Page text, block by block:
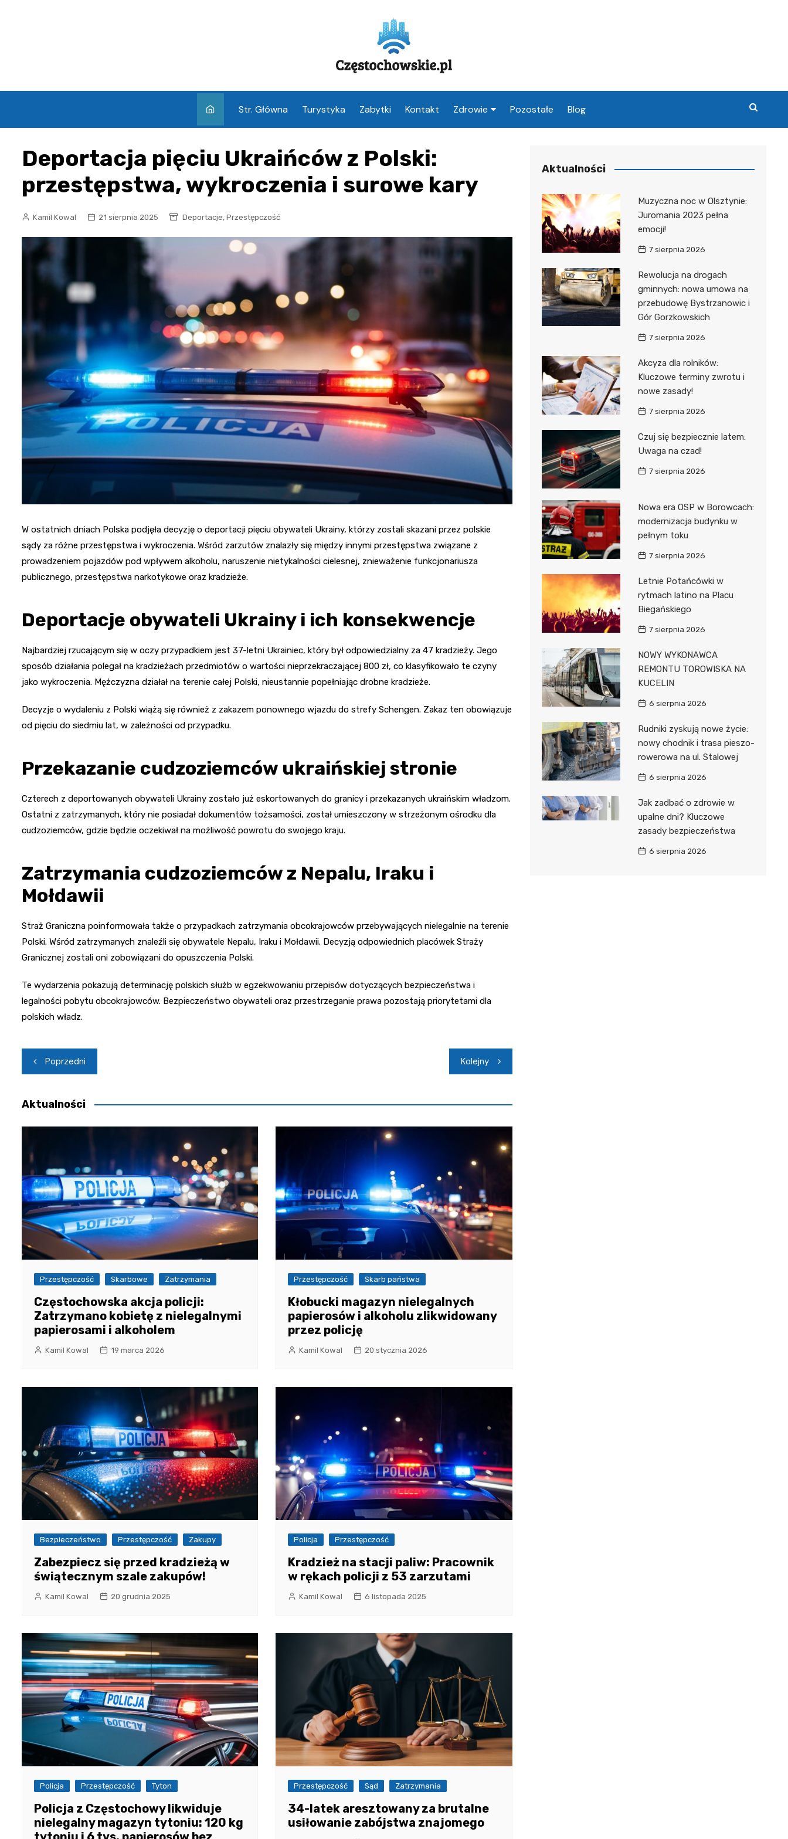
Str. Główna Turystyka Zabytki Kontakt Zdrowie
Lekarz Częstochowa
Częstochowa
Pozostałe Blog
Deportacja pięciu Ukraińców z Polski:
przestępstwa, wykroczenia i surowe kary
Kamil Kowal 21 sierpnia 2025 Deportacje, Przestępczość
W ostatnich dniach Polska podjęła decyzję o deportacji pięciu obywateli Ukrainy, którzy zostali skazani przez polskie
sądy za różne przestępstwa i wykroczenia. Wśród zarzutów znalazły się między innymi przestępstwa związane z
prowadzeniem pojazdów pod wpływem alkoholu, naruszenie nietykalności cielesnej, znieważenie funkcjonariusza
publicznego, przestępstwa narkotykowe oraz kradzieże.
Deportacje obywateli Ukrainy i ich konsekwencje
Najbardziej rzucającym się w oczy przypadkiem jest 37-letni Ukrainiec, który był odpowiedzialny za 47 kradzieży. Jego
sposób działania polegał na kradzieżach przedmiotów o wartości nieprzekraczającej 800 zł, co klasyfikowało te czyny
jako wykroczenia. Mężczyzna działał na terenie całej Polski, nieustannie popełniając drobne kradzieże.
Decyzje o wydaleniu z Polski wiążą się również z zakazem ponownego wjazdu do strefy Schengen. Zakaz ten obowiązuje
od pięciu do siedmiu lat, w zależności od przypadku.
Przekazanie cudzoziemców ukraińskiej stronie
Czterech z deportowanych obywateli Ukrainy zostało już eskortowanych do granicy i przekazanych ukraińskim władzom.
Ostatni z zatrzymanych, który nie posiadał dokumentów tożsamości, został umieszczony w strzeżonym ośrodku dla
cudzoziemców, gdzie będzie oczekiwał na możliwość powrotu do swojego kraju.
Zatrzymania cudzoziemców z Nepalu, Iraku i
Mołdawii
Straż Graniczna poinformowała także o przypadkach zatrzymania obcokrajowców przebywających nielegalnie na terenie
Polski. Wśród zatrzymanych znaleźli się obywatele Nepalu, Iraku i Mołdawii. Decyzją odpowiednich placówek Straży
Granicznej zostali oni zobowiązani do opuszczenia Polski.
Te wydarzenia pokazują determinację polskich służb w egzekwowaniu przepisów dotyczących bezpieczeństwa i
legalności pobytu obcokrajowców. Bezpieczeństwo obywateli oraz przestrzeganie prawa pozostają priorytetami dla
polskich władz.
Nawigacja
wpisu
Poprzedni Kolejny
Aktualności
Przestępczość Skarbowe Zatrzymania
Częstochowska akcja policji:
Zatrzymano kobietę z nielegalnymi
papierosami i alkoholem
Kamil Kowal 19 marca 2026
Przestępczość Skarb państwa
Kłobucki magazyn nielegalnych
papierosów i alkoholu zlikwidowany
przez policję
Kamil Kowal 20 stycznia 2026
Bezpieczeństwo Przestępczość Zakupy
Zabezpiecz się przed kradzieżą w
świątecznym szale zakupów!
Kamil Kowal 20 grudnia 2025
Policja Przestępczość
Kradzież na stacji paliw: Pracownik
w rękach policji z 53 zarzutami
Kamil Kowal 6 listopada 2025
Policja Przestępczość Tyton
Policja z Częstochowy likwiduje
nielegalny magazyn tytoniu: 120 kg
Przestępczość Sąd Zatrzymania
34-latek aresztowany za brutalne
usiłowanie zabójstwa znajomego
Aktualności
Muzyczna noc w Olsztynie:
Juromania 2023 pełna
emocji!
7 sierpnia 2026
Rewolucja na drogach
gminnych: nowa umowa na
przebudowę Bystrzanowic i
Gór Gorzkowskich
7 sierpnia 2026
Akcyza dla rolników:
Kluczowe terminy zwrotu i
nowe zasady!
7 sierpnia 2026
Czuj się bezpiecznie latem:
Uwaga na czad!
7 sierpnia 2026
Nowa era OSP w Borowcach:
modernizacja budynku w
pełnym toku
7 sierpnia 2026
Letnie Potańcówki w
rytmach latino na Placu
Biegańskiego
7 sierpnia 2026
NOWY WYKONAWCA
REMONTU TOROWISKA NA
KUCELIN
6 sierpnia 2026
Rudniki zyskują nowe życie:
nowy chodnik i trasa pieszo-
rowerowa na ul. Stalowej
6 sierpnia 2026
Jak zadbać o zdrowie w
upalne dni? Kluczowe
zasady bezpieczeństwa
6 sierpnia 2026